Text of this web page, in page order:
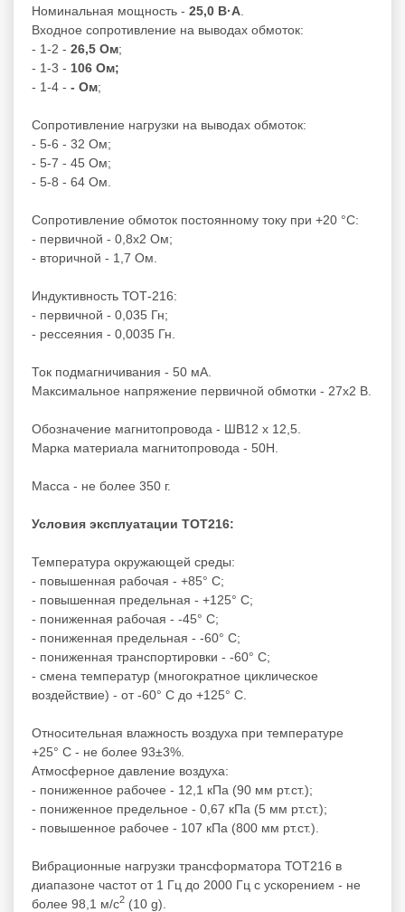
Номинальная мощность - 25,0 В·А
Входное сопротивление на выводах обмоток:
- 1-2 - 26,5 Ом;
- 1-3 - 106 Ом;
- 1-4 - - Ом;
Сопротивление нагрузки на выводах обмоток:
- 5-6 - 32 Ом;
- 5-7 - 45 Ом;
- 5-8 - 64 Ом.
Сопротивление обмоток постоянному току при +20 °С:
- первичной - 0,8х2 Ом;
- вторичной - 1,7 Ом.
Индуктивность ТОТ-216:
- первичной - 0,035 Гн;
- рессеяния - 0,0035 Гн.
Ток подмагничивания - 50 мА.
Максимальное напряжение первичной обмотки - 27х2 В.
Обозначение магнитопровода - ШВ12 х 12,5.
Марка материала магнитопровода - 50Н.
Масса - не более 350 г.
Условия эксплуатации ТОТ216:
Температура окружающей среды:
- повышенная рабочая - +85° С;
- повышенная предельная - +125° С;
- пониженная рабочая - -45° С;
- пониженная предельная - -60° С;
- пониженная транспортировки - -60° С;
- смена температур (многократное циклическое
воздействие) - от -60° С до +125° С.
Относительная влажность воздуха при температуре
+25° С - не более 93±3%.
Атмосферное давление воздуха:
- пониженное рабочее - 12,1 кПа (90 мм рт.ст.);
- пониженное предельное - 0,67 кПа (5 мм рт.ст.);
- повышенное рабочее - 107 кПа (800 мм рт.ст.).
Вибрационные нагрузки трансформатора ТОТ216 в
диапазоне частот от 1 Гц до 2000 Гц с ускорением - не
более 98,1 м/с2 (10 g).